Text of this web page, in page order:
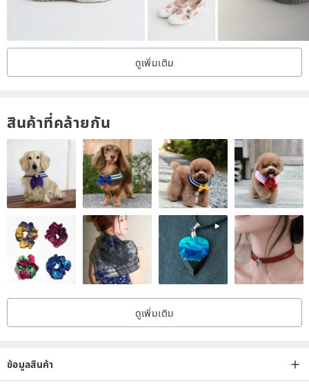
ดูเพิ่มเติม
สินค้าที่คล้ายกัน
ดูเพิ่มเติม
ข้อมูลสินค้า